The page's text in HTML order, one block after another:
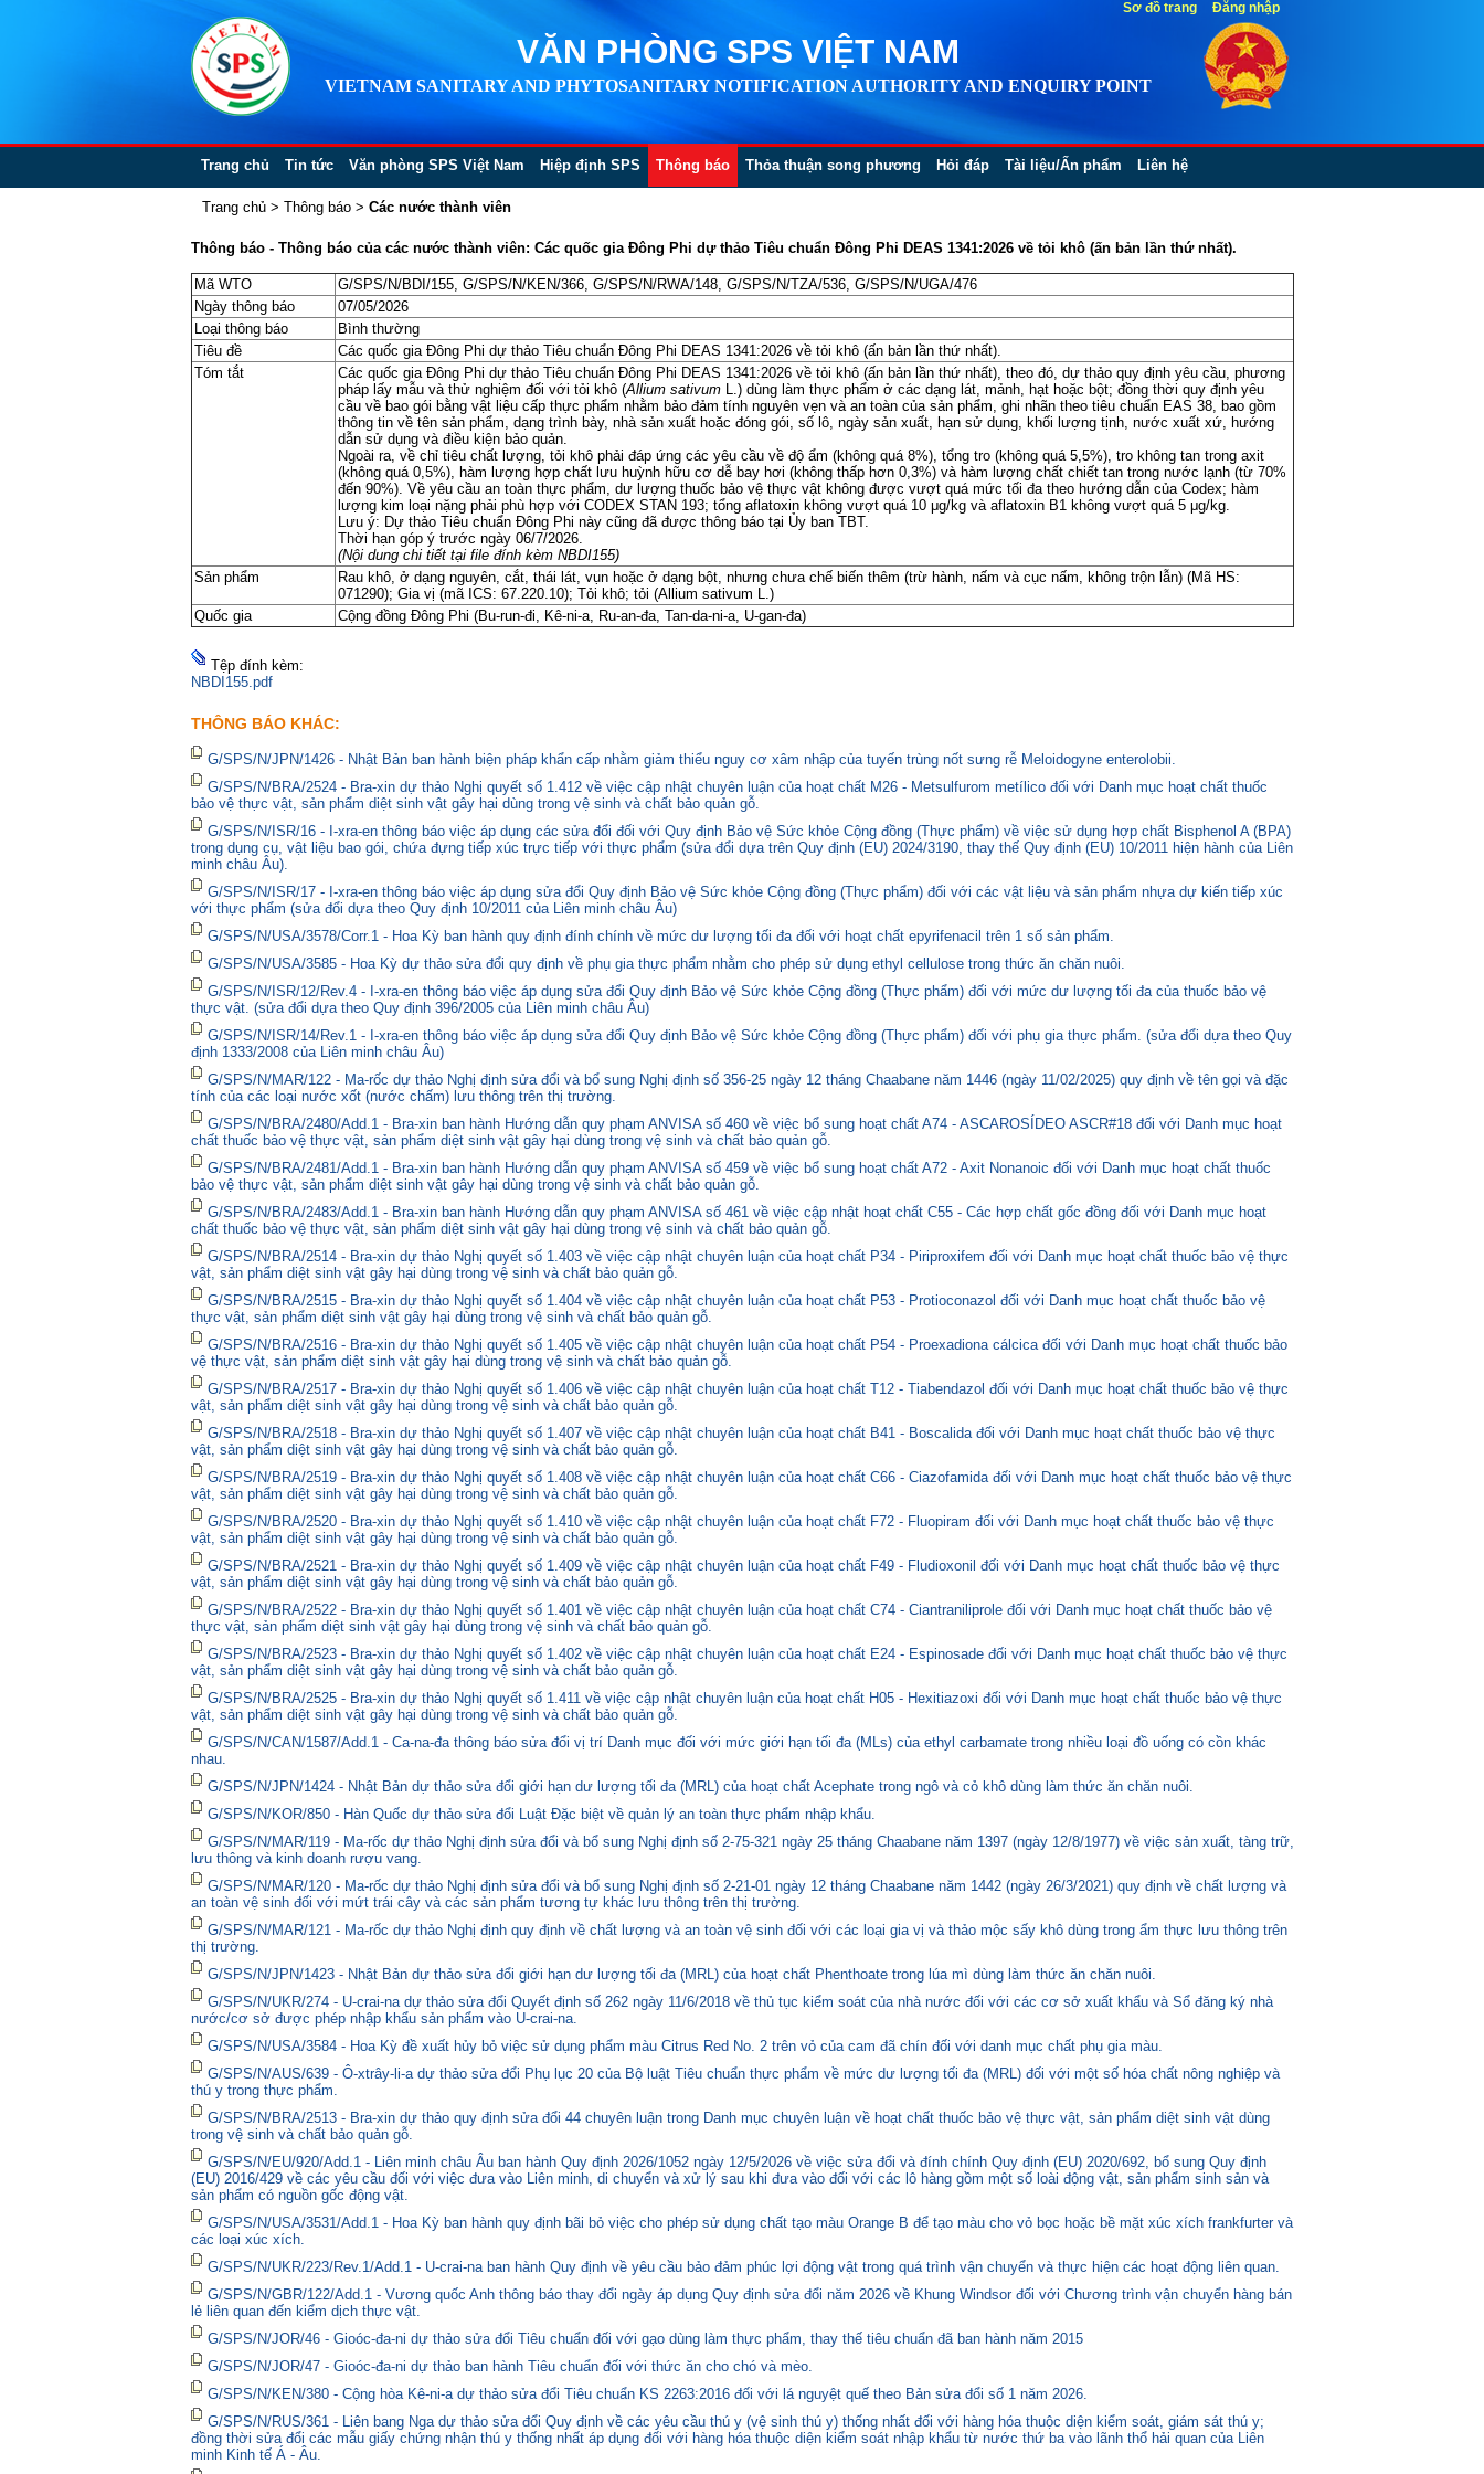
VĂN PHÒNG SPS VIỆT NAM
VIETNAM SANITARY AND PHYTOSANITARY NOTIFICATION AUTHORITY AND ENQUIRY POINT
Trang chủ Tin tức Văn phòng SPS Việt Nam Hiệp định SPS Thông báo Thỏa thuận song phương Hỏi đáp Tài liệu/Ấn phẩm Liên hệ
Trang chủ> Thông báo> Các nước thành viên
Thông báo - Thông báo của các nước thành viên: Các quốc gia Đông Phi dự thảo Tiêu chuẩn Đông Phi DEAS 1341:2026 về tỏi khô (ấn bản lần thứ nhất).
Mã WTO
G/SPS/N/BDI/155, G/SPS/N/KEN/366, G/SPS/N/RWA/148, G/SPS/N/TZA/536, G/SPS/N/UGA/476
Ngày thông báo
07/05/2026
Loại thông báo
Bình thường
Tiêu đề
Các quốc gia Đông Phi dự thảo Tiêu chuẩn Đông Phi DEAS 1341:2026 về tỏi khô (ấn bản lần thứ nhất).
Tóm tắt
Các quốc gia Đông Phi dự thảo Tiêu chuẩn Đông Phi DEAS 1341:2026 về tỏi khô (ấn bản lần thứ nhất), theo đó, dự thảo quy định yêu cầu, phương
pháp lấy mẫu và thử nghiệm đối với tỏi khô (Allium sativumL.) dùng làm thực phẩm ở các dạng lát, mảnh, hạt hoặc bột; đồng thời quy định yêu
cầu về bao gói bằng vật liệu cấp thực phẩm nhằm bảo đảm tính nguyên vẹn và an toàn của sản phẩm, ghi nhãn theo tiêu chuẩn EAS 38, bao gồm
thông tin về tên sản phẩm, dạng trình bày, nhà sản xuất hoặc đóng gói, số lô, ngày sản xuất, hạn sử dụng, khối lượng tịnh, nước xuất xứ, hướng
dẫn sử dụng và điều kiện bảo quản.
Ngoài ra, về chỉ tiêu chất lượng, tỏi khô phải đáp ứng các yêu cầu về độ ẩm (không quá 8%), tổng tro (không quá 5,5%), tro không tan trong axit
(không quá 0,5%), hàm lượng hợp chất lưu huỳnh hữu cơ dễ bay hơi (không thấp hơn 0,3%) và hàm lượng chất chiết tan trong nước lạnh (từ 70%
đến 90%). Về yêu cầu an toàn thực phẩm, dư lượng thuốc bảo vệ thực vật không được vượt quá mức tối đa theo hướng dẫn của Codex; hàm
lượng kim loại nặng phải phù hợp với CODEX STAN 193; tổng aflatoxin không vượt quá 10 μg/kg và aflatoxin B1 không vượt quá 5 μg/kg.
Lưu ý: Dự thảo Tiêu chuẩn Đông Phi này cũng đã được thông báo tại Ủy ban TBT.
Thời hạn góp ý trước ngày 06/7/2026.
(Nội dung chi tiết tại file đính kèm NBDI155)
Sản phẩm
Rau khô, ở dạng nguyên, cắt, thái lát, vụn hoặc ở dạng bột, nhưng chưa chế biến thêm (trừ hành, nấm và cục nấm, không trộn lẫn) (Mã HS:
071290); Gia vị (mã ICS: 67.220.10); Tỏi khô; tỏi (Allium sativum L.)
Quốc gia
Cộng đồng Đông Phi (Bu-run-đi, Kê-ni-a, Ru-an-đa, Tan-da-ni-a, U-gan-đa)
Tệp đính kèm:
NBDI155.pdf
THÔNG BÁO KHÁC:
G/SPS/N/JPN/1426 - Nhật Bản ban hành biện pháp khẩn cấp nhằm giảm thiểu nguy cơ xâm nhập của tuyến trùng nốt sưng rễ Meloidogyne enterolobii.
G/SPS/N/BRA/2524 - Bra-xin dự thảo Nghị quyết số 1.412 về việc cập nhật chuyên luận của hoạt chất M26 - Metsulfurom metílico đối với Danh mục hoạt chất thuốc
bảo vệ thực vật, sản phẩm diệt sinh vật gây hại dùng trong vệ sinh và chất bảo quản gỗ.
G/SPS/N/ISR/16 - I-xra-en thông báo việc áp dụng các sửa đổi đối với Quy định Bảo vệ Sức khỏe Cộng đồng (Thực phẩm) về việc sử dụng hợp chất Bisphenol A (BPA)
trong dụng cụ, vật liệu bao gói, chứa đựng tiếp xúc trực tiếp với thực phẩm (sửa đổi dựa trên Quy định (EU) 2024/3190, thay thế Quy định (EU) 10/2011 hiện hành của Liên
minh châu Âu).
G/SPS/N/ISR/17 - I-xra-en thông báo việc áp dụng sửa đổi Quy định Bảo vệ Sức khỏe Cộng đồng (Thực phẩm) đối với các vật liệu và sản phẩm nhựa dự kiến tiếp xúc
với thực phẩm (sửa đổi dựa theo Quy định 10/2011 của Liên minh châu Âu)
G/SPS/N/USA/3578/Corr.1 - Hoa Kỳ ban hành quy định đính chính về mức dư lượng tối đa đối với hoạt chất epyrifenacil trên 1 số sản phẩm.
G/SPS/N/USA/3585 - Hoa Kỳ dự thảo sửa đổi quy định về phụ gia thực phẩm nhằm cho phép sử dụng ethyl cellulose trong thức ăn chăn nuôi.
G/SPS/N/ISR/12/Rev.4 - I-xra-en thông báo việc áp dụng sửa đổi Quy định Bảo vệ Sức khỏe Cộng đồng (Thực phẩm) đối với mức dư lượng tối đa của thuốc bảo vệ
thực vật. (sửa đổi dựa theo Quy định 396/2005 của Liên minh châu Âu)
G/SPS/N/ISR/14/Rev.1 - I-xra-en thông báo việc áp dụng sửa đổi Quy định Bảo vệ Sức khỏe Cộng đồng (Thực phẩm) đối với phụ gia thực phẩm. (sửa đổi dựa theo Quy
định 1333/2008 của Liên minh châu Âu)
G/SPS/N/MAR/122 - Ma-rốc dự thảo Nghị định sửa đổi và bổ sung Nghị định số 356-25 ngày 12 tháng Chaabane năm 1446 (ngày 11/02/2025) quy định về tên gọi và đặc
tính của các loại nước xốt (nước chấm) lưu thông trên thị trường.
G/SPS/N/BRA/2480/Add.1 - Bra-xin ban hành Hướng dẫn quy phạm ANVISA số 460 về việc bổ sung hoạt chất A74 - ASCAROSÍDEO ASCR#18 đối với Danh mục hoạt
chất thuốc bảo vệ thực vật, sản phẩm diệt sinh vật gây hại dùng trong vệ sinh và chất bảo quản gỗ.
G/SPS/N/BRA/2481/Add.1 - Bra-xin ban hành Hướng dẫn quy phạm ANVISA số 459 về việc bổ sung hoạt chất A72 - Axit Nonanoic đối với Danh mục hoạt chất thuốc
bảo vệ thực vật, sản phẩm diệt sinh vật gây hại dùng trong vệ sinh và chất bảo quản gỗ.
G/SPS/N/BRA/2483/Add.1 - Bra-xin ban hành Hướng dẫn quy phạm ANVISA số 461 về việc cập nhật hoạt chất C55 - Các hợp chất gốc đồng đối với Danh mục hoạt
chất thuốc bảo vệ thực vật, sản phẩm diệt sinh vật gây hại dùng trong vệ sinh và chất bảo quản gỗ.
G/SPS/N/BRA/2514 - Bra-xin dự thảo Nghị quyết số 1.403 về việc cập nhật chuyên luận của hoạt chất P34 - Piriproxifem đối với Danh mục hoạt chất thuốc bảo vệ thực
vật, sản phẩm diệt sinh vật gây hại dùng trong vệ sinh và chất bảo quản gỗ.
G/SPS/N/BRA/2515 - Bra-xin dự thảo Nghị quyết số 1.404 về việc cập nhật chuyên luận của hoạt chất P53 - Protioconazol đối với Danh mục hoạt chất thuốc bảo vệ
thực vật, sản phẩm diệt sinh vật gây hại dùng trong vệ sinh và chất bảo quản gỗ.
G/SPS/N/BRA/2516 - Bra-xin dự thảo Nghị quyết số 1.405 về việc cập nhật chuyên luận của hoạt chất P54 - Proexadiona cálcica đối với Danh mục hoạt chất thuốc bảo
vệ thực vật, sản phẩm diệt sinh vật gây hại dùng trong vệ sinh và chất bảo quản gỗ.
G/SPS/N/BRA/2517 - Bra-xin dự thảo Nghị quyết số 1.406 về việc cập nhật chuyên luận của hoạt chất T12 - Tiabendazol đối với Danh mục hoạt chất thuốc bảo vệ thực
vật, sản phẩm diệt sinh vật gây hại dùng trong vệ sinh và chất bảo quản gỗ.
G/SPS/N/BRA/2518 - Bra-xin dự thảo Nghị quyết số 1.407 về việc cập nhật chuyên luận của hoạt chất B41 - Boscalida đối với Danh mục hoạt chất thuốc bảo vệ thực
vật, sản phẩm diệt sinh vật gây hại dùng trong vệ sinh và chất bảo quản gỗ.
G/SPS/N/BRA/2519 - Bra-xin dự thảo Nghị quyết số 1.408 về việc cập nhật chuyên luận của hoạt chất C66 - Ciazofamida đối với Danh mục hoạt chất thuốc bảo vệ thực
vật, sản phẩm diệt sinh vật gây hại dùng trong vệ sinh và chất bảo quản gỗ.
G/SPS/N/BRA/2520 - Bra-xin dự thảo Nghị quyết số 1.410 về việc cập nhật chuyên luận của hoạt chất F72 - Fluopiram đối với Danh mục hoạt chất thuốc bảo vệ thực
vật, sản phẩm diệt sinh vật gây hại dùng trong vệ sinh và chất bảo quản gỗ.
G/SPS/N/BRA/2521 - Bra-xin dự thảo Nghị quyết số 1.409 về việc cập nhật chuyên luận của hoạt chất F49 - Fludioxonil đối với Danh mục hoạt chất thuốc bảo vệ thực
vật, sản phẩm diệt sinh vật gây hại dùng trong vệ sinh và chất bảo quản gỗ.
G/SPS/N/BRA/2522 - Bra-xin dự thảo Nghị quyết số 1.401 về việc cập nhật chuyên luận của hoạt chất C74 - Ciantraniliprole đối với Danh mục hoạt chất thuốc bảo vệ
thực vật, sản phẩm diệt sinh vật gây hại dùng trong vệ sinh và chất bảo quản gỗ.
G/SPS/N/BRA/2523 - Bra-xin dự thảo Nghị quyết số 1.402 về việc cập nhật chuyên luận của hoạt chất E24 - Espinosade đối với Danh mục hoạt chất thuốc bảo vệ thực
vật, sản phẩm diệt sinh vật gây hại dùng trong vệ sinh và chất bảo quản gỗ.
G/SPS/N/BRA/2525 - Bra-xin dự thảo Nghị quyết số 1.411 về việc cập nhật chuyên luận của hoạt chất H05 - Hexitiazoxi đối với Danh mục hoạt chất thuốc bảo vệ thực
vật, sản phẩm diệt sinh vật gây hại dùng trong vệ sinh và chất bảo quản gỗ.
G/SPS/N/CAN/1587/Add.1 - Ca-na-đa thông báo sửa đổi vị trí Danh mục đối với mức giới hạn tối đa (MLs) của ethyl carbamate trong nhiều loại đồ uống có cồn khác
nhau.
G/SPS/N/JPN/1424 - Nhật Bản dự thảo sửa đổi giới hạn dư lượng tối đa (MRL) của hoạt chất Acephate trong ngô và cỏ khô dùng làm thức ăn chăn nuôi.
G/SPS/N/KOR/850 - Hàn Quốc dự thảo sửa đổi Luật Đặc biệt về quản lý an toàn thực phẩm nhập khẩu.
G/SPS/N/MAR/119 - Ma-rốc dự thảo Nghị định sửa đổi và bổ sung Nghị định số 2-75-321 ngày 25 tháng Chaabane năm 1397 (ngày 12/8/1977) về việc sản xuất, tàng trữ,
lưu thông và kinh doanh rượu vang.
G/SPS/N/MAR/120 - Ma-rốc dự thảo Nghị định sửa đổi và bổ sung Nghị định số 2-21-01 ngày 12 tháng Chaabane năm 1442 (ngày 26/3/2021) quy định về chất lượng và
an toàn vệ sinh đối với mứt trái cây và các sản phẩm tương tự khác lưu thông trên thị trường.
G/SPS/N/MAR/121 - Ma-rốc dự thảo Nghị định quy định về chất lượng và an toàn vệ sinh đối với các loại gia vị và thảo mộc sấy khô dùng trong ẩm thực lưu thông trên
thị trường.
G/SPS/N/JPN/1423 - Nhật Bản dự thảo sửa đổi giới hạn dư lượng tối đa (MRL) của hoạt chất Phenthoate trong lúa mì dùng làm thức ăn chăn nuôi.
G/SPS/N/UKR/274 - U-crai-na dự thảo sửa đổi Quyết định số 262 ngày 11/6/2018 về thủ tục kiểm soát của nhà nước đối với các cơ sở xuất khẩu và Sổ đăng ký nhà
nước/cơ sở được phép nhập khẩu sản phẩm vào U-crai-na.
G/SPS/N/USA/3584 - Hoa Kỳ đề xuất hủy bỏ việc sử dụng phẩm màu Citrus Red No. 2 trên vỏ của cam đã chín đối với danh mục chất phụ gia màu.
G/SPS/N/AUS/639 - Ô-xtrây-li-a dự thảo sửa đổi Phụ lục 20 của Bộ luật Tiêu chuẩn thực phẩm về mức dư lượng tối đa (MRL) đối với một số hóa chất nông nghiệp và
thú y trong thực phẩm.
G/SPS/N/BRA/2513 - Bra-xin dự thảo quy định sửa đổi 44 chuyên luận trong Danh mục chuyên luận về hoạt chất thuốc bảo vệ thực vật, sản phẩm diệt sinh vật dùng
trong vệ sinh và chất bảo quản gỗ.
G/SPS/N/EU/920/Add.1 - Liên minh châu Âu ban hành Quy định 2026/1052 ngày 12/5/2026 về việc sửa đổi và đính chính Quy định (EU) 2020/692, bổ sung Quy định
(EU) 2016/429 về các yêu cầu đối với việc đưa vào Liên minh, di chuyển và xử lý sau khi đưa vào đối với các lô hàng gồm một số loài động vật, sản phẩm sinh sản và
sản phẩm có nguồn gốc động vật.
G/SPS/N/USA/3531/Add.1 - Hoa Kỳ ban hành quy định bãi bỏ việc cho phép sử dụng chất tạo màu Orange B để tạo màu cho vỏ bọc hoặc bề mặt xúc xích frankfurter và
các loại xúc xích.
G/SPS/N/UKR/223/Rev.1/Add.1 - U-crai-na ban hành Quy định về yêu cầu bảo đảm phúc lợi động vật trong quá trình vận chuyển và thực hiện các hoạt động liên quan.
G/SPS/N/GBR/122/Add.1 - Vương quốc Anh thông báo thay đổi ngày áp dụng Quy định sửa đổi năm 2026 về Khung Windsor đối với Chương trình vận chuyển hàng bán
lẻ liên quan đến kiểm dịch thực vật.
G/SPS/N/JOR/46 - Gioóc-đa-ni dự thảo sửa đổi Tiêu chuẩn đối với gạo dùng làm thực phẩm, thay thế tiêu chuẩn đã ban hành năm 2015
G/SPS/N/JOR/47 - Gioóc-đa-ni dự thảo ban hành Tiêu chuẩn đối với thức ăn cho chó và mèo.
G/SPS/N/KEN/380 - Cộng hòa Kê-ni-a dự thảo sửa đổi Tiêu chuẩn KS 2263:2016 đối với lá nguyệt quế theo Bản sửa đổi số 1 năm 2026.
G/SPS/N/RUS/361 - Liên bang Nga dự thảo sửa đổi Quy định về các yêu cầu thú y (vệ sinh thú y) thống nhất đối với hàng hóa thuộc diện kiểm soát, giám sát thú y;
đồng thời sửa đổi các mẫu giấy chứng nhận thú y thống nhất áp dụng đối với hàng hóa thuộc diện kiểm soát nhập khẩu từ nước thứ ba vào lãnh thổ hải quan của Liên
minh Kinh tế Á - Âu.
Sơ đồ trang Đăng nhập